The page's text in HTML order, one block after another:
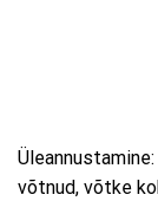
võtnud, võtke